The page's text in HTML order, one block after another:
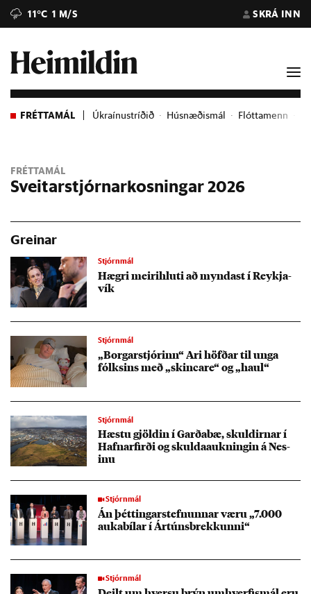
11°C 1 M/S SKRÁ INN
FRÉTTAMÁL Úkraínustríðið Húsnæðismál Flóttamenn
FRÉTTAMÁL
Sveitarstjórnarkosningar 2026
Greinar
Stjórnmál
Hægri meiri­hluti að mynd­ast í Reykja­
vík
Stjórnmál
„Borg­ar­stjór­inn“ Ari höfð­ar til unga
fólks­ins með „skincare“ og „haul“
Stjórnmál
Hæstu gjöld­in í Garða­bæ, skuld­irn­ar í
Hafnar­firði og skulda­aukn­ing­in á Nes­
inu
Stjórnmál
Án þétt­ing­ar­stefn­unn­ar væru „7.000
auka­bíl­ar í Ár­túns­brekk­unni“
Stjórnmál